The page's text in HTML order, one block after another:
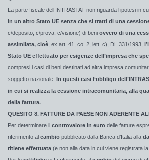
La parte fiscale dell’INTRASTAT non riguarda l’ipotesi in
in un altro Stato UE senza che si tratti di una
c/deposito, c/prova, c/visione) di beni ovvero di una
assimilata, cioè , ex art. 41, co. 2, lett. c), DL 331/1993,
Stato UE effettuato per esigenze dell’impresa che
compresi i casi di beni destinati ad altra impresa
soggetto nazionale. In questi casi l‘obbligo
in cui si realizza la cessione intracomunitaria, alla
della fattura.
QUESITO 8. FATTURE DA PAESE NON ADERENTE
Per determinare il controvalore in euro delle fatture
riferimento al cambio pubblicato dalla Banca d’Italia alla
ritiene effettuata (e non alla data in cui viene registrata la